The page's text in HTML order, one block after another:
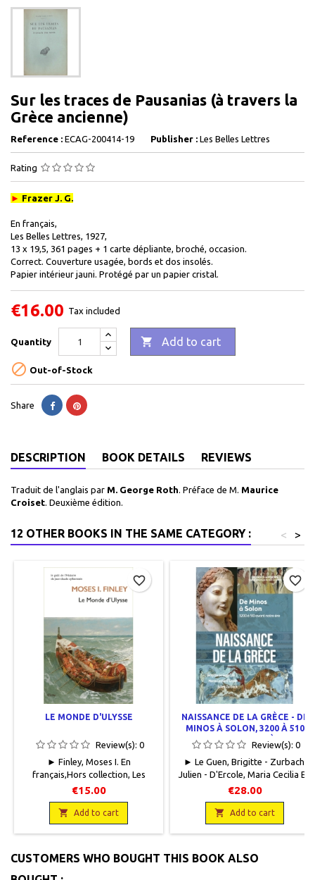
Sur les traces de Pausanias (à travers la
Grèce ancienne)
Reference : ECAG-200414-19 Publisher : Les Belles Lettres
Rating
► Frazer J. G.
En français,
Les Belles Lettres, 1927,
13 x 19,5, 361 pages + 1 carte dépliante, broché, occasion.
Correct. Couverture usagée, bords et dos insolés.
Papier intérieur jauni. Protégé par un papier cristal.
€16.00 Tax included
Quantity  Add to cart
 Out-of-Stock
Share
DESCRIPTION BOOK DETAILS REVIEWS
Traduit de l'anglais par M. George Roth. Préface de M. Maurice
Croiset. Deuxième édition.
12 OTHER BOOKS IN THE SAME CATEGORY : >
<
LE MONDE D'ULYSSE
Review(s): 0
► Finley, Moses I. En
français,Hors collection, Les
Belles Lettres, 2025, 12,5 x 19,
250 pages, broché.
Neuf.9782251457369
€15.00
 Add to cart
favorite_border
NAISSANCE DE LA GRÈCE - DE
MINOS À SOLON, 3200 À 510
AVANT NOTRE ÈRE
Review(s): 0
► Le Guen, Brigitte - Zurbach,
Julien - D'Ercole, Maria Cecilia En
français, Mondes Anciens, Belin,
2023, 13,7 x 19,3, 686 pages,
broché. Neuf. 9782410028690
€28.00
 Add to cart
favorite_border
CUSTOMERS WHO BOUGHT THIS BOOK ALSO